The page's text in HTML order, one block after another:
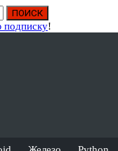
подписку!